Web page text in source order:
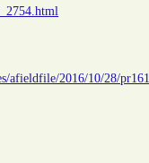
afieldfile/2016/10/28/